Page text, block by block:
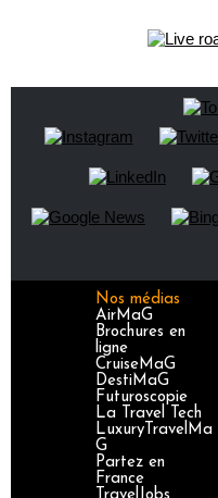
Nos médias
AirMaG
Brochures en
ligne
CruiseMaG
DestiMaG
Futuroscopie
La Travel Tech
LuxuryTravelMa
G
Partez en
France